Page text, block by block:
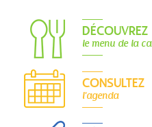
DÉCOUVREZ
le menu de la
CONSULTEZ
l'agenda